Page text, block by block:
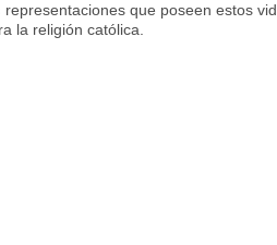
representaciones que poseen estos
la religión católica.